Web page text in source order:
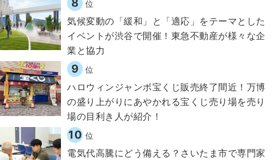
位
気候変動の「緩和」と「適応」をテーマとした
イベントが渋谷で開催！東急不動産が様々な企
業と協力
9 位
ハロウィンジャンボ宝くじ販売終了間近！万博
の盛り上がりにあやかれる宝くじ売り場を売り
場の目利き人が紹介！
10 位
電気代高騰にどう備える？さいたま市で専門家